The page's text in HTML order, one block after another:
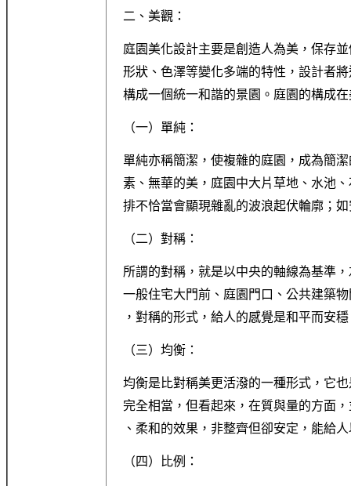
二、美觀：
庭園美化設計主要是創造人為美，保存
形狀、色澤等變化多端的特性，設計者
構成一個統一和諧的景園。庭園的構成
（一）單純：
單純亦稱簡潔，使複雜的庭園，成為簡
素、無華的美，庭園中大片草地、水池
排不恰當會顯現雜亂的波浪起伏輪廓；
（二）對稱：
所謂的對稱，就是以中央的軸線為基準
一般住宅大門前、庭園門口、公共建築
，對稱的形式，給人的感覺是和平而安
（三）均衡：
均衡是比對稱美更活潑的一種形式，它
完全相當，但看起來，在質與量的方面
、柔和的效果，非整齊但卻安定，能給
（四）比例：